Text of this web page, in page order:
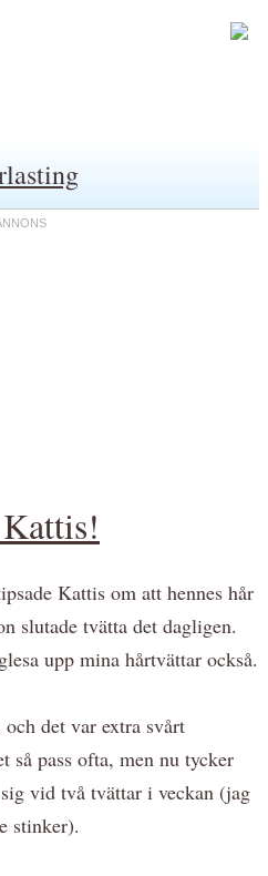
Kattis om att hennes hår
slutade tvätta det dagligen.
upp mina hårtvättar också.
det var extra svårt
så pass ofta, men nu tycker
vid två tvättar i veckan (jag
stinker).